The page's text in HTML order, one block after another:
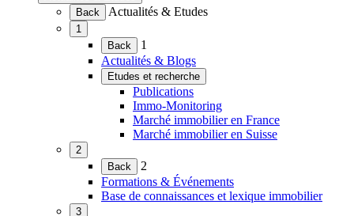
(Ouvrir
le
Back Actualités & Etudes
1
(Ouvrir
menu)
Back
1
Actualités & Blogs
Etudes et recherche
(Ouvrir
le
menu)
Publications
Immo-Monitoring
Marché immobilier en France
Marché immobilier en Suisse
2
(Ouvrir
menu)
Back
2
Formations & Événements
Base de connaissances et lexique immobilier
3